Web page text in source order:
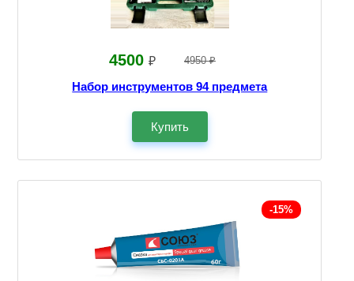
4500 ₽ 4950 ₽
Набор инструментов 94 предмета
Купить
-15%